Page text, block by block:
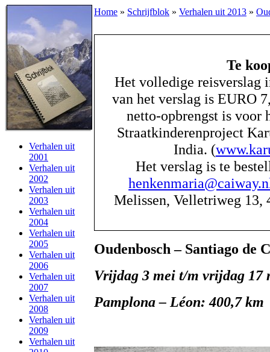
Verhalen uit
2001
Verhalen uit
2002
Verhalen uit
2003
Verhalen uit
2004
Verhalen uit
2005
Verhalen uit
2006
Verhalen uit
2007
Verhalen uit
2008
Verhalen uit
2009
Verhalen uit
Home » Schrijfblok » Verhalen uit 2013 »
Te
Het volledige reisverslag
van het verslag is EURO
netto-opbrengst is voor
Straatkinderenproject
India. (
Het verslag is te
Melissen, Velletriweg 13,
Oudenbosch – Santiago de
Vrijdag 3 mei t/m vrijdag 17
Pamplona – Léon: 400,7 km